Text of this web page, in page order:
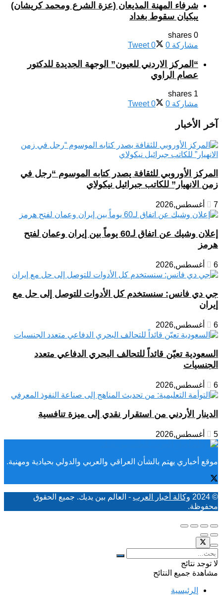
شرفاء المهنة المذيعان (عزة الشرع ومحمد كريشان)
يبكيان سقوط بغداد
0 shares
مشاركة 0
Tweet 0
“المركز الاردني للعيون” الوجهة الجديدة للدكتور
عصام الراوي
1 shares
مشاركة 0
Tweet 0
آخر الأخبار
المركز الأوروبي للثقافة يصدر كتابه الموسوم “رجل في
زمن الانهيار” للكاتب جبرائيل نيكولاي
7 أغسطس,2026
إعلان وشيك عن اتفاق لـ60 يوماً بين إيران وعمان لفتح
هرمز
6 أغسطس,2026
جي دي فانس: سنستخدم كل الأدوات للتوصل إلى حل مع
إيران
6 أغسطس,2026
السعودية تعيّن قائداً للتحالف البحري الدفاعي متعدد
الجنسيات
6 أغسطس,2026
الدينار الأردني من استقرار نقدي إلى ميزة تنافسية
5 أغسطس,2026
موقع أخباري يهتم بالشأن العراقي والعربي والدولي بحيادية ومهنية.
© 2024 وكالة أخبار العرب - العالم بين يديك. جميع الحقوق
محفوظة.
لا توجد نتائج
مشاهدة جميع النتائح
الرئيسية